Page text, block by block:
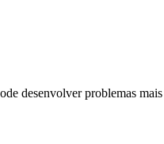
desenvolver problemas